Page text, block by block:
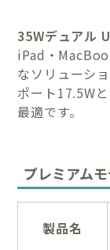
35Wデュアル
iPad・
なソリューシ
ポート17.5W
最適です。
プレミアム
製品名